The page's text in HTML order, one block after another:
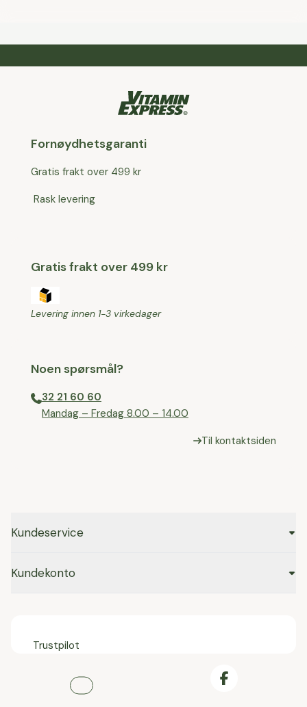
Fornøydhetsgaranti
Gratis frakt over 499 kr
Rask levering
Gratis frakt over 499 kr
Levering innen 1-3 virkedager
Noen spørsmål?
32 21 60 60
⁠Mandag – Fredag 8.00 – 14.00
Til kontaktsiden
Kundeservice
Kundekonto
Trustpilot